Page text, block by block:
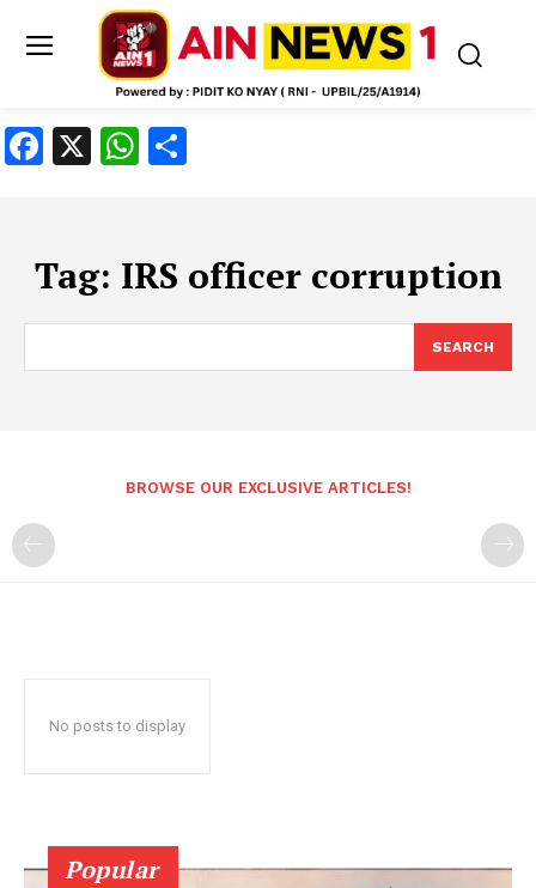
Facebook
X WhatsApp
Tag: IRS officer corruption
SEARCH
BROWSE OUR EXCLUSIVE ARTICLES!
No posts to display
Popular